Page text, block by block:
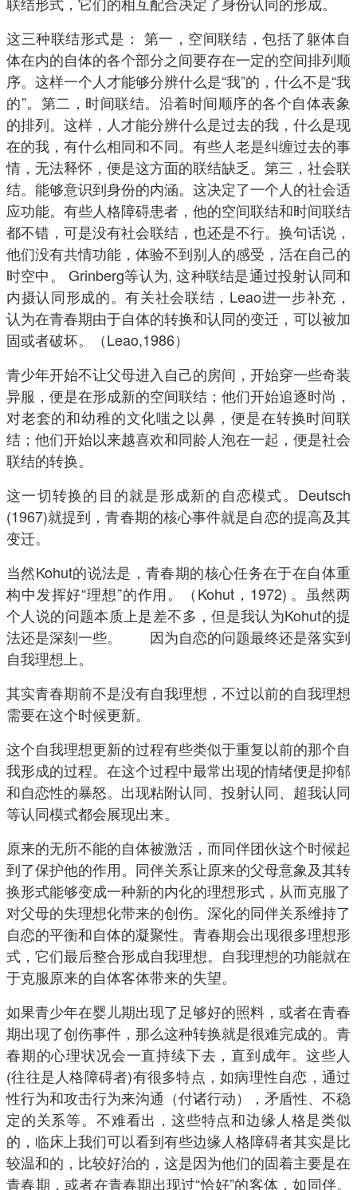
这三种联结形式是： 第一，空间联结，包括了躯体自
体在内的自体的各个部分之间要存在一定的空间排列顺
序。这样一个人才能够分辨什么是“我”的，什么不是“我
的”。第二，时间联结。沿着时间顺序的各个自体表象
的排列。这样，人才能分辨什么是过去的我，什么是现
在的我，有什么相同和不同。有些人老是纠缠过去的事
情，无法释怀，便是这方面的联结缺乏。第三，社会联
结。能够意识到身份的内涵。这决定了一个人的社会适
应功能。有些人格障碍患者，他的空间联结和时间联结
都不错，可是没有社会联结，也还是不行。换句话说，
他们没有共情功能，体验不到别人的感受，活在自己的
时空中。 Grinberg等认为, 这种联结是通过投射认同和
内摄认同形成的。有关社会联结，Leao进一步补充，
认为在青春期由于自体的转换和认同的变迁，可以被加
固或者破坏。（Leao,1986）
青少年开始不让父母进入自己的房间，开始穿一些奇装
异服，便是在形成新的空间联结；他们开始追逐时尚，
对老套的和幼稚的文化嗤之以鼻，便是在转换时间联
结；他们开始以来越喜欢和同龄人泡在一起，便是社会
联结的转换。
这一切转换的目的就是形成新的自恋模式。Deutsch
(1967)就提到，青春期的核心事件就是自恋的提高及其
变迁。
当然Kohut的说法是，青春期的核心任务在于在自体重
构中发挥好“理想”的作用。（Kohut，1972) 。虽然两
个人说的问题本质上是差不多，但是我认为Kohut的提
法还是深刻一些。 因为自恋的问题最终还是落实到
自我理想上。
其实青春期前不是没有自我理想，不过以前的自我理想
需要在这个时候更新。
这个自我理想更新的过程有些类似于重复以前的那个自
我形成的过程。在这个过程中最常出现的情绪便是抑郁
和自恋性的暴怒。出现粘附认同、投射认同、超我认同
等认同模式都会展现出来。
原来的无所不能的自体被激活，而同伴团伙这个时候起
到了保护他的作用。同伴关系让原来的父母意象及其转
换形式能够变成一种新的内化的理想形式，从而克服了
对父母的失理想化带来的创伤。深化的同伴关系维持了
自恋的平衡和自体的凝聚性。青春期会出现很多理想形
式，它们最后整合形成自我理想。自我理想的功能就在
于克服原来的自体客体带来的失望。
如果青少年在婴儿期出现了足够好的照料，或者在青春
期出现了创伤事件，那么这种转换就是很难完成的。青
春期的心理状况会一直持续下去，直到成年。这些人
(往往是人格障碍者)有很多特点，如病理性自恋，通过
性行为和攻击行为来沟通（付诸行动），矛盾性、不稳
定的关系等。不难看出，这些特点和边缘人格是类似
的，临床上我们可以看到有些边缘人格障碍者其实是比
较温和的，比较好治的，这是因为他们的固着主要是在
青春期，或者在青春期出现过“恰好”的客体，如同伴。